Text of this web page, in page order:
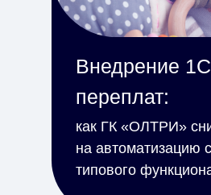
Внедрение
переплат:
как ГК «ОЛТРИ»
на автоматизацию
типового